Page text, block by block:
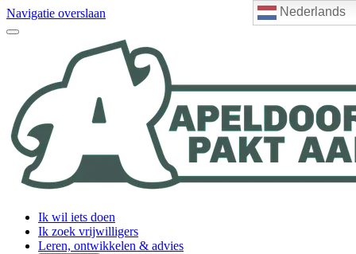
Nederlands
Navigatie overslaan
Ik wil iets doen
Ik zoek vrijwilligers
Leren, ontwikkelen & advies